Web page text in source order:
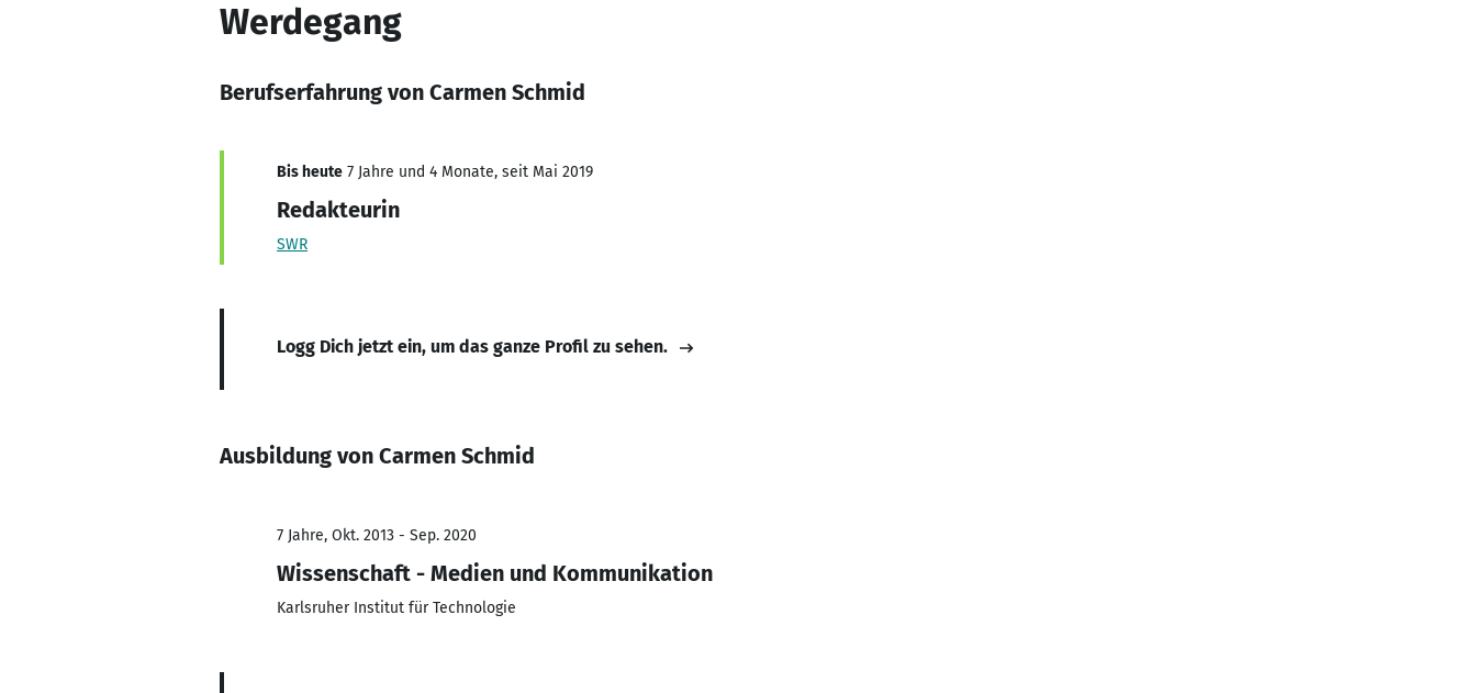
Werdegang
Berufserfahrung von Carmen Schmid
Bis heute 7 Jahre und 4 Monate, seit Mai 2019
Redakteurin
SWR
Logg Dich jetzt ein, um das ganze Profil zu sehen.
Ausbildung von Carmen Schmid
7 Jahre, Okt. 2013 - Sep. 2020
Wissenschaft - Medien und Kommunikation
Karlsruher Institut für Technologie